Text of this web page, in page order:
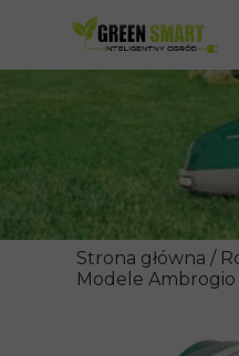
Strona główna /
Modele Ambrogio